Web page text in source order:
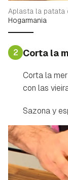
Aplasta la patata
Hogarmania
2 Corta la
Corta la
con las
Sazona y